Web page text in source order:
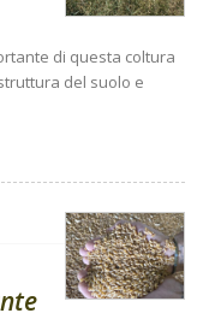
di questa coltura
del suolo e